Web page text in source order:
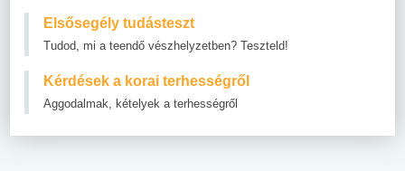
Elsősegély tudásteszt
Tudod, mi a teendő vészhelyzetben? Teszteld!
Kérdések a korai terhességről
Aggodalmak, kételyek a terhességről